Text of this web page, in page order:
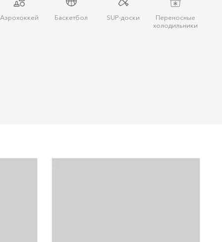
Аэрохоккей Баскетбол SUP-доски
Переносные
холодильники